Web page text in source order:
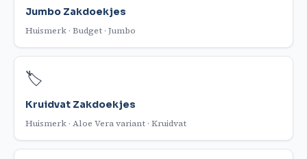
Jumbo Zakdoekjes
Huismerk · Budget · Jumbo
🏷️
Kruidvat Zakdoekjes
Huismerk · Aloe Vera variant · Kruidvat